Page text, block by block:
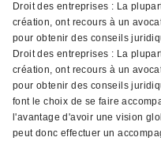
Droit des entreprises : La
création, ont recours à un
pour obtenir des conseils
Droit des entreprises : La
création, ont recours à un
pour obtenir des conseils
font le choix de se faire
l'avantage d'avoir une vision
peut donc effectuer un